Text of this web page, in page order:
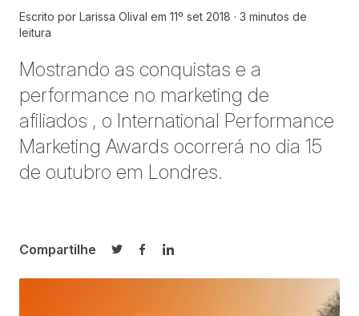
Escrito por Larissa Olival em 11º set 2018
3 minutos de
leitura
Mostrando as conquistas e a
performance no marketing de
afiliados , o International Performance
Marketing Awards ocorrerá no dia 15
de outubro em Londres.
Compartilhe
Compartilhar no Twitter
Compartilhar no Facebook
Compartilhar no LinkedIn